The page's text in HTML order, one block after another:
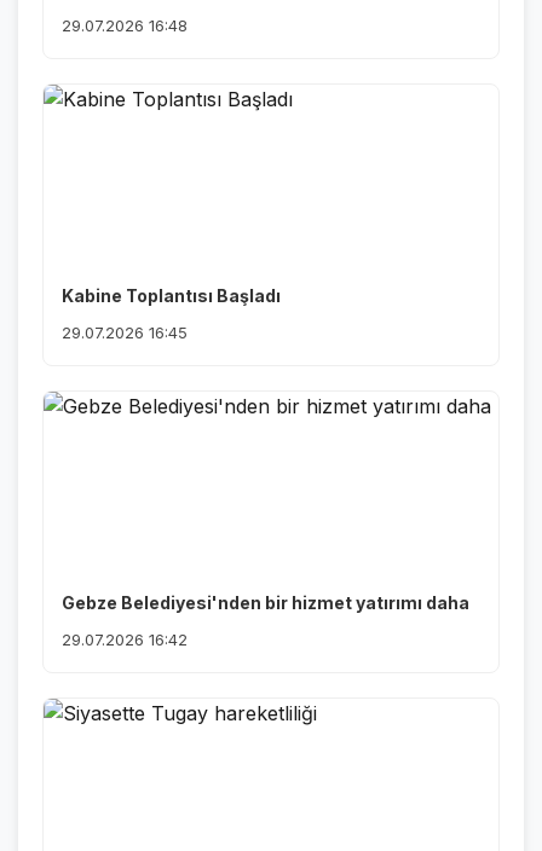
29.07.2026 16:48
Kabine Toplantısı Başladı
29.07.2026 16:45
Gebze Belediyesi'nden bir hizmet yatırımı daha
29.07.2026 16:42